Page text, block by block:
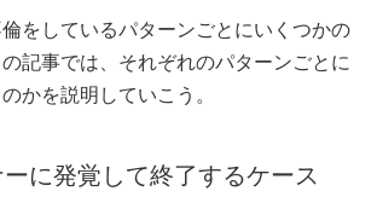
をしているパターンごとにいくつかの
記事では、それぞれのパターンごとに
かを説明していこう。
に発覚して終了するケース